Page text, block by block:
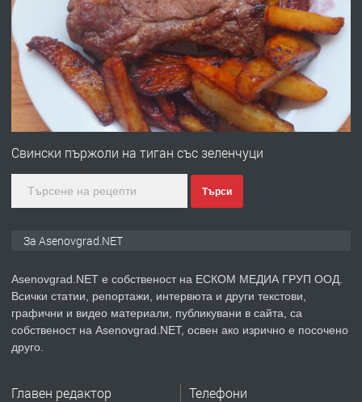
ПРЕДЛАГА
Професионална броячна машина -
със сертификат от ЕЦБ
преди 1 година
ПРЕДЛАГА
Професионална зеленчукорезачка
преди 2 години
ПРЕДЛАГА
Давам индивидуалани уроци по
Свински пържоли на тиган със зеленчуци
Търси
За Asenovgrad.NET
Asenovgrad.NET е собственост на ЕСКОМ МЕДИА ГРУП ООД.
Всички статии, репортажи, интервюта и други текстови,
графични и видео материали, публикувани в сайта, са
собственост на Asenovgrad.NET, освен ако изрично е посочено
друго.
Главен редактор Телефони